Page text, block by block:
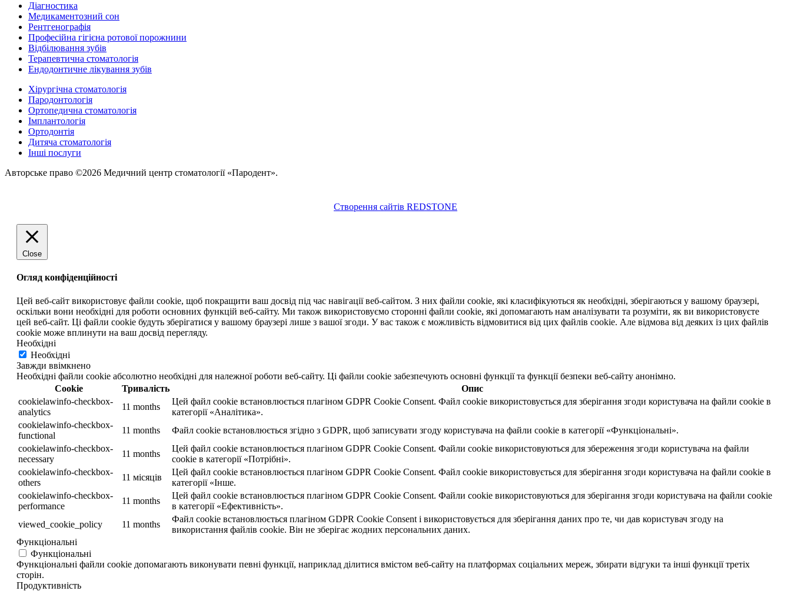
Діагностика
Медикаментозний сон
Рентгенографія
Професійна гігієна ротової порожнини
Відбілювання зубів
Терапевтична стоматологія
Ендодонтичне лікування зубів
Хірургічна стоматологія
Пародонтологія
Ортопедична стоматологія
Імплантологія
Ортодонтія
Дитяча стоматологія
Інші послуги
Авторське право ©2026 Медичний центр стоматології «Пародент».
Створення сайтів REDSTONE
Close
Огляд конфіденційності
Цей веб-сайт використовує файли cookie, щоб покращити ваш досвід під час навігації веб-сайтом. З них файли cookie, які класифікуються як необхідні, зберігаються у вашому браузері,
оскільки вони необхідні для роботи основних функцій веб-сайту. Ми також використовуємо сторонні файли cookie, які допомагають нам аналізувати та розуміти, як ви використовуєте
цей веб-сайт. Ці файли cookie будуть зберігатися у вашому браузері лише з вашої згоди. У вас також є можливість відмовитися від цих файлів cookie. Але відмова від деяких із цих файлів
cookie може вплинути на ваш досвід перегляду.
Необхідні
Необхідні
Завжди ввімкнено
Необхідні файли cookie абсолютно необхідні для належної роботи веб-сайту. Ці файли cookie забезпечують основні функції та функції безпеки веб-сайту анонімно.
Cookie
Тривалість
Опис
cookielawinfo-checkbox-
analytics
11 months
Цей файл cookie встановлюється плагіном GDPR Cookie Consent. Файл cookie використовується для зберігання згоди користувача на файли cookie в
категорії «Аналітика».
cookielawinfo-checkbox-
functional
11 months
Файл cookie встановлюється згідно з GDPR, щоб записувати згоду користувача на файли cookie в категорії «Функціональні».
cookielawinfo-checkbox-
necessary
11 months
Цей файл cookie встановлюється плагіном GDPR Cookie Consent. Файли cookie використовуються для збереження згоди користувача на файли
cookie в категорії «Потрібні».
cookielawinfo-checkbox-
others
11 місяців
Цей файл cookie встановлюється плагіном GDPR Cookie Consent. Файл cookie використовується для зберігання згоди користувача на файли cookie в
категорії «Інше.
cookielawinfo-checkbox-
performance
11 months
Цей файл cookie встановлюється плагіном GDPR Cookie Consent. Файли cookie використовуються для зберігання згоди користувача на файли cookie
в категорії «Ефективність».
viewed_cookie_policy
11 months
Файл cookie встановлюється плагіном GDPR Cookie Consent і використовується для зберігання даних про те, чи дав користувач згоду на
використання файлів cookie. Він не зберігає жодних персональних даних.
Функціональні
Функціональні
Функціональні файли cookie допомагають виконувати певні функції, наприклад ділитися вмістом веб-сайту на платформах соціальних мереж, збирати відгуки та інші функції третіх
сторін.
Продуктивність